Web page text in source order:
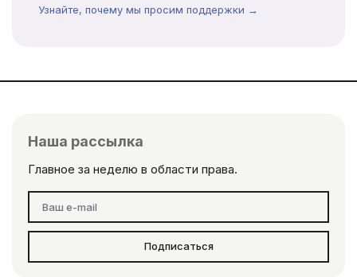
Узнайте, почему мы просим поддержки →
Наша рассылка
Главное за неделю в области права.
Подписаться